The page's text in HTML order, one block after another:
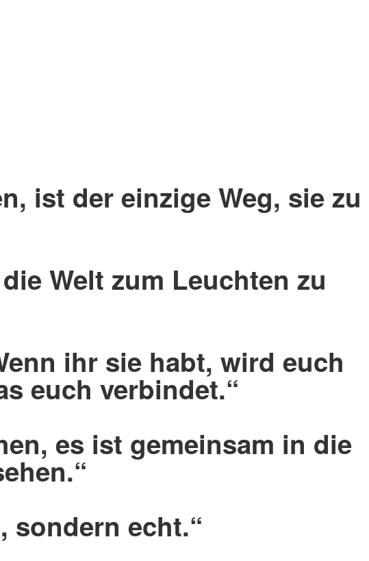
ist der einzige Weg, sie zu
Welt zum Leuchten zu
ihr sie habt, wird euch
euch verbindet.“
es ist gemeinsam in die
sondern echt.“